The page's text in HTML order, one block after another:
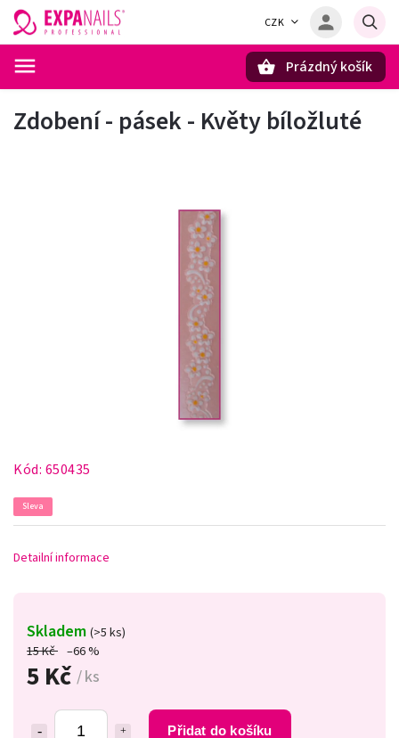
CZK
Prázdný košík
Zdobení - pásek - Květy bíložluté
Kód: 650435
Sleva
15 Kč –66 %
5 Kč / ks
Přidat do košíku
Skladem (>5 ks)
Detailní informace